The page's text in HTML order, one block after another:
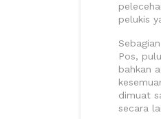
pelukis
Pos,
bahkan
dimuat
secara